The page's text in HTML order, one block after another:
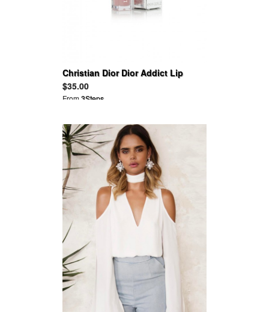
Christian Dior Dior Addict Lip
Maximizer
$35.00
From3Steps